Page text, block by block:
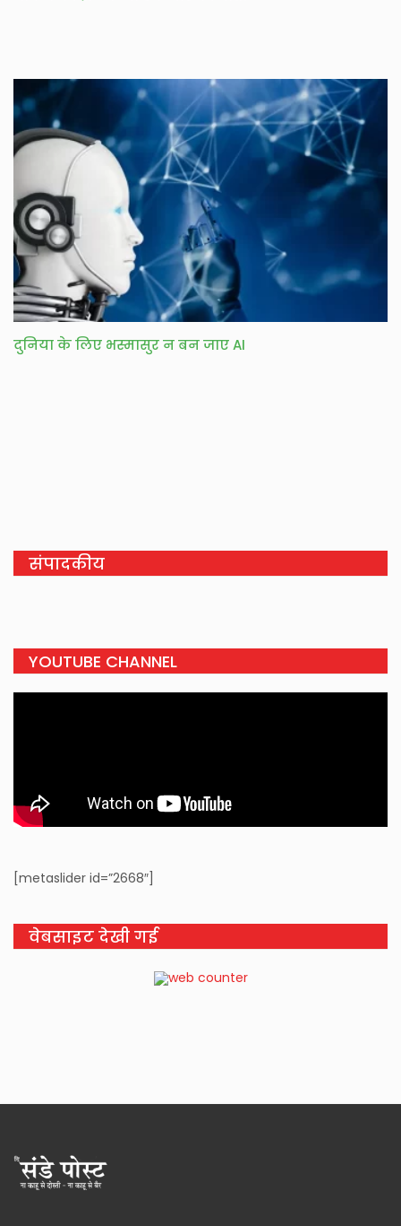
दुनिया के लिए भस्मासुर न बन जाए AI
संपादकीय
YOUTUBE CHANNEL
[metaslider id=”2668″]
वेबसाइट देखी गई